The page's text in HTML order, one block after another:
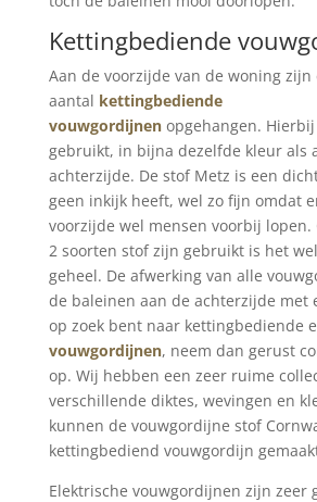
Kettingbediende
Aan de voorzijde van de woning zijn
aantal kettingbediende
vouwgordijnen opgehangen.
gebruikt, in bijna dezelfde kleur als
achterzijde. De stof Metz is een
geen inkijk heeft, wel zo fijn omdat
voorzijde wel mensen voorbij lopen.
2 soorten stof zijn gebruikt is het
geheel. De afwerking van alle
de baleinen aan de achterzijde met
op zoek bent naar kettingbediende
vouwgordijnen, neem dan gerust
op. Wij hebben een zeer ruime
verschillende diktes, wevingen en
kunnen de vouwgordijne stof
kettingbediend vouwgordijn
Elektrische vouwgordijnen zijn zeer